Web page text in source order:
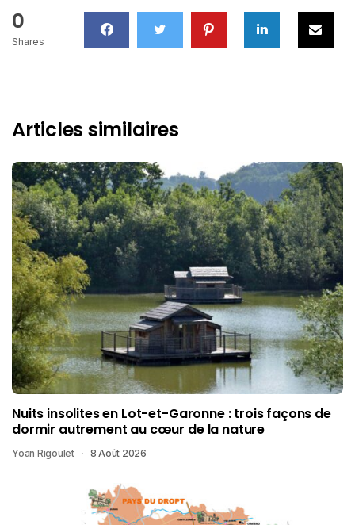
0
Shares
Articles similaires
Nuits insolites en Lot-et-Garonne : trois façons de
dormir autrement au cœur de la nature
Yoan Rigoulet 8 Août 2026